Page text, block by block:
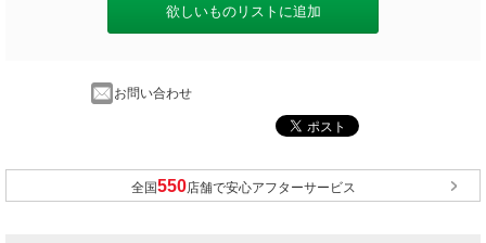
欲しいものリストに追加
お問い合わせ
全国 店舗で安心アフターサービス